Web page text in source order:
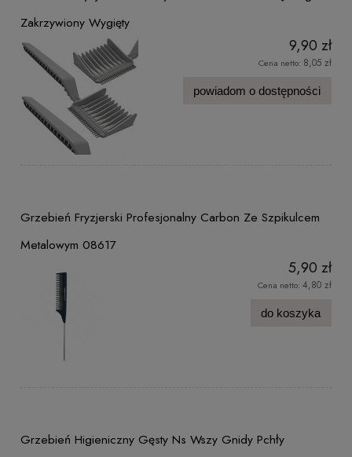
Zakrzywiony Wygięty
9,90 zł
Cena netto: 8,05 zł
powiadom o dostępności
Grzebień Fryzjerski Profesjonalny Carbon Ze Szpikulcem
Metalowym 08617
5,90 zł
Cena netto: 4,80 zł
do koszyka
Grzebień Higieniczny Gęsty Ns Wszy Gnidy Pchły